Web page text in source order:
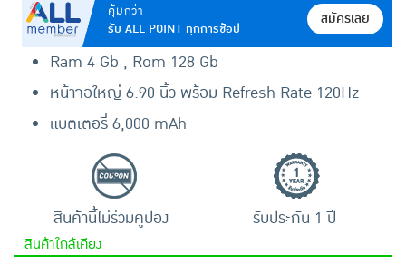
คุ้มกว่า
รับ ALL POINT ทุกการช้อป
สมัครเลย
Ram 4 Gb , Rom 128 Gb
หน้าจอใหญ่ 6.90 นิ้ว พร้อม Refresh Rate 120Hz
แบตเตอรี่ 6,000 mAh
สินค้านี้ไม่ร่วมคูปอง รับประกัน 1 ปี
สินค้าใกล้เคียง